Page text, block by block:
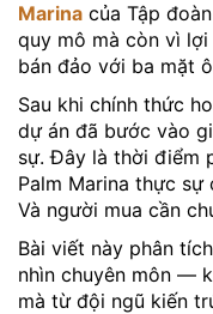
Marina của Tập
quy mô mà còn vì
bán đảo với ba mặt
Sau khi chính thức
dự án đã bước vào
sự. Đây là thời điểm
Palm Marina thực
Và người mua cần
Bài viết này phân
nhìn chuyên môn —
mà từ đội ngũ kiến